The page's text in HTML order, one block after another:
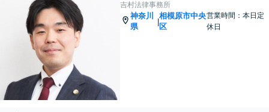
吉村法律事務所
神奈川
県
|
相模原市中央
区
営業時間：本日定
休日